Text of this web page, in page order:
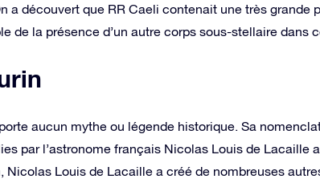
a découvert que RR Caeli contenait une très grande
de la présence d’un autre corps sous-stellaire dans
aucun mythe ou légende historique. Sa
par l’astronome français Nicolas Louis de Lacaille
Nicolas Louis de Lacaille a créé de nombreuses